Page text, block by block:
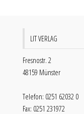
LIT VERLAG
Fresnostr. 2
48159 Münster
Telefon: 0251 62032 0
Fax: 0251 231972